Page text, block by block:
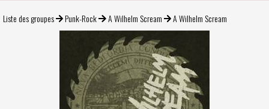
Liste des groupes Punk-Rock A Wilhelm Scream A Wilhelm Scream